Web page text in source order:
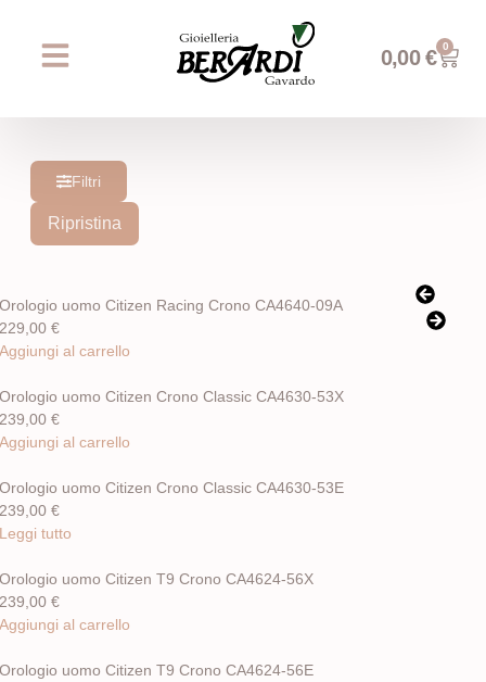
0,00€ 0
Filtri
Ripristina
Orologio uomo Citizen Racing Crono CA4640-09A
229,00 €
Aggiungi al carrello
Orologio uomo Citizen Crono Classic CA4630-53X
239,00 €
Aggiungi al carrello
Orologio uomo Citizen Crono Classic CA4630-53E
239,00 €
Leggi tutto
Orologio uomo Citizen T9 Crono CA4624-56X
239,00 €
Aggiungi al carrello
Orologio uomo Citizen T9 Crono CA4624-56E